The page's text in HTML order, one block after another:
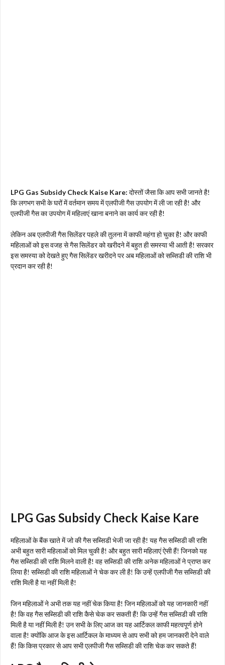
LPG Gas Subsidy Check Kaise Kare: दोस्तों जैसा कि आप सभी जानते है!
कि लगभग सभी के घरों में वर्तमान समय में एलपीजी गैस उपयोग में ली जा रही है! और
एलपीजी गैस का उपयोग में महिलाएं खाना बनाने का कार्य कर रही है!
लेकिन अब एलपीजी गैस सिलेंडर पहले की तुलना में काफी महंगा हो चुका है! और काफी
महिलाओं को इस वजह से गैस सिलेंडर को खरीदने में बहुत ही समस्या भी आती है! सरकार
इस समस्या को देखते हुए गैस सिलेंडर खरीदने पर अब महिलाओं को सब्सिडी की राशि भी
प्रदान कर रही है!
LPG Gas Subsidy Check Kaise Kare
महिलाओं के बैंक खाते में जो की गैस सब्सिडी भेजी जा रही है! यह गैस सब्सिडी की राशि
अभी बहुत सारी महिलाओं को मिल चुकी है! और बहुत सारी महिलाएं ऐसी हैं! जिनको यह
गैस सब्सिडी की राशि मिलने वाली है! वह सब्सिडी की राशि अनेक महिलाओं ने प्राप्त कर
लिया है! सब्सिडी की राशि महिलाओं ने चेक कर ली है! कि उन्हें एलपीजी गैस सब्सिडी की
राशि मिली है या नहीं मिली है!
जिन महिलाओं ने अभी तक यह नहीं चेक किया है! जिन महिलाओं को यह जानकारी नहीं
है! कि वह गैस सब्सिडी की राशि कैसे चेक कर सकती हैं! कि उन्हें गैस सब्सिडी की राशि
मिली है या नहीं मिली है! उन सभी के लिए आज का यह आर्टिकल काफी महत्वपूर्ण होने
वाला है! क्योंकि आज के इस आर्टिकल के माध्यम से आप सभी को हम जानकारी देने वाले
हैं! कि किस प्रकार से आप सभी एलपीजी गैस सब्सिडी की राशि चेक कर सकते हैं!